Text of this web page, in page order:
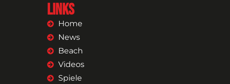
Links
Home
News
Beach
Videos
Spiele